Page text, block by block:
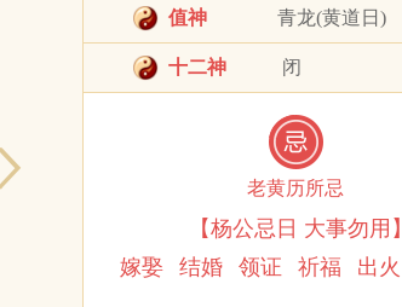
值神 青龙(黄道日)
十二神 闭
老黄历所忌
【杨公忌日 大事勿用】
嫁娶
结婚 领证 祈福 出火